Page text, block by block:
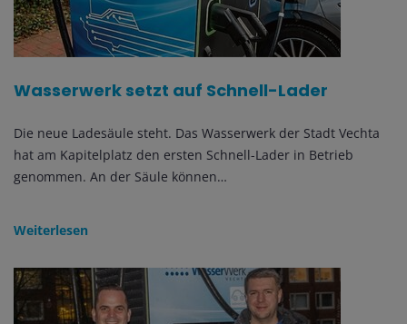
Wasserwerk setzt auf Schnell-Lader
Die neue Ladesäule steht. Das Wasserwerk der Stadt Vechta
hat am Kapitelplatz den ersten Schnell-Lader in Betrieb
genommen. An der Säule können…
Weiterlesen